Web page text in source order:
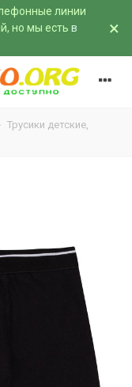
линии
но мы есть в
×
Трусики детские,